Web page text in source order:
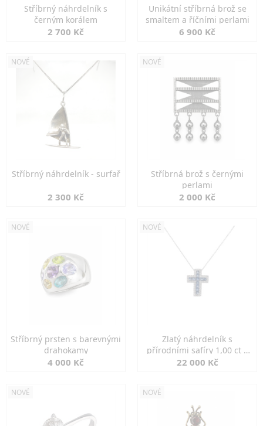
Stříbrný náhrdelník s
černým korálem
2 700 Kč
Unikátní stříbrná brož se
smaltem a říčními perlami
6 900 Kč
NOVÉ
Stříbrný náhrdelník - surfař
2 300 Kč
NOVÉ
Stříbrná brož s černými
perlami
2 000 Kč
NOVÉ
Stříbrný prsten s barevnými
drahokamy
4 000 Kč
NOVÉ
Zlatý náhrdelník s
přírodními safíry 1,00 ct a
diamanty
22 000 Kč
NOVÉ NOVÉ